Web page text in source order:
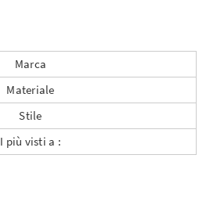
Marca
Materiale
Stile
I più visti a :